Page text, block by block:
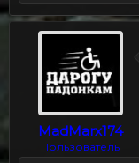
MadMarx174
Пользователь